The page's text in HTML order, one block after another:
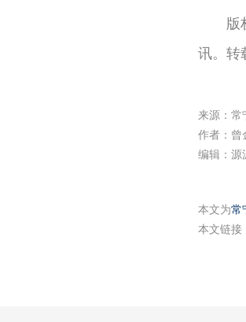
版
讯。转
来源：常
作者：曾
编辑：源
本文为常
本文链接